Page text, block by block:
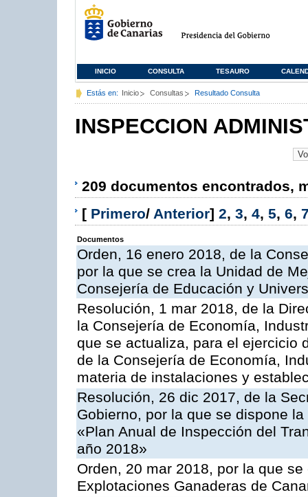
INICIO CONSULTA TESAURO
Estás en: Inicio Consultas Resultado Consulta
INSPECCION
209 documentos encontrados,
[ Primero/ Anterior] 2, 3, 4, 5, 6,
Documentos
Orden, 16 enero 2018, de la
por la que se crea la Unidad de
Consejería de Educación y
Resolución, 1 mar 2018, de la
la Consejería de Economía,
que se actualiza, para el ejercicio
de la Consejería de Economía,
materia de instalaciones y
Resolución, 26 dic 2017, de la
Gobierno, por la que se dispone
«Plan Anual de Inspección del
año 2018»
Orden, 20 mar 2018, por la que
Explotaciones Ganaderas de